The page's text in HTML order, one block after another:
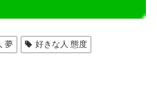
夢
好きな人 態度